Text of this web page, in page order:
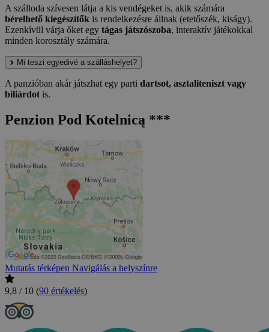
A szálloda szívesen látja a kis vendégeket is, akik számára
bérelhető kiegészítők is rendelkezésre állnak (etetőszék, kiságy).
Ezenkívül várja őket egy tágas játszószoba, interaktív játékokkal
minden korosztály számára.
Mi teszi egyedivé a szálláshelyet?
A panzióban akár játszhat egy parti dartsot, asztaliteniszt vagy
biliárdot is.
Penzion Pod Kotelnicą ***
Mutatás térképen Navigálás a helyszínre
9,8 / 10 (90 értékelés)